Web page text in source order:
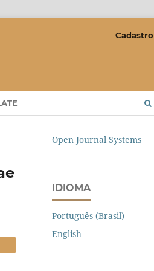
Cadastro
Open Journal Systems
IDIOMA
Português (Brasil)
English